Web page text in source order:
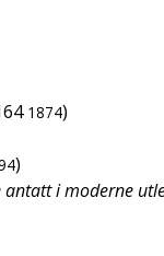
1874)
)
i moderne